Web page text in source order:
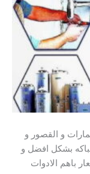
و القصور و
بشكل افضل و
باهم الادوات